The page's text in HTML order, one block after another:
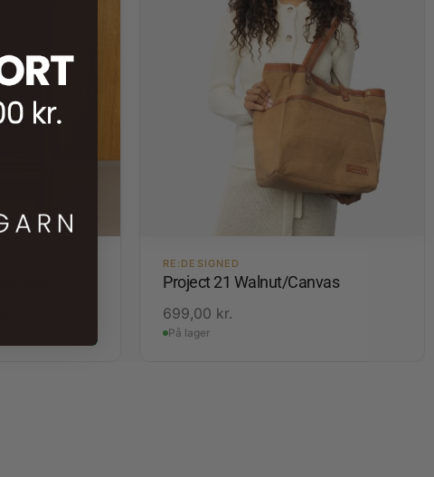
RE:DESIGNED
Project 21 Walnut/Canvas
699,00 kr.
På lager